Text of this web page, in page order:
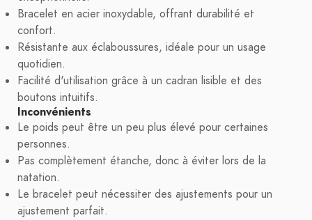
Bracelet en acier inoxydable, offrant durabilité et
confort.
Résistante aux éclaboussures, idéale pour un usage
quotidien.
Facilité d'utilisation grâce à un cadran lisible et des
boutons intuitifs.
Inconvénients
Le poids peut être un peu plus élevé pour certaines
personnes.
Pas complètement étanche, donc à éviter lors de la
natation.
Le bracelet peut nécessiter des ajustements pour un
ajustement parfait.